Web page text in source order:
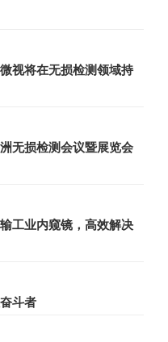
视将在无损检测领域持
无损检测会议暨展览会
工业内窥镜，高效解决
斗者